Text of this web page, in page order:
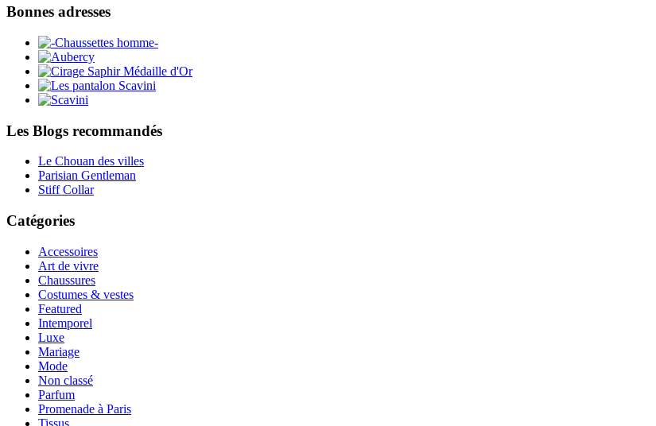
Bonnes adresses
Les Blogs recommandés
Le Chouan des villes
Parisian Gentleman
Stiff Collar
Catégories
Accessoires
Art de vivre
Chaussures
Costumes & vestes
Featured
Intemporel
Luxe
Mariage
Mode
Non classé
Parfum
Promenade à Paris
Tissus